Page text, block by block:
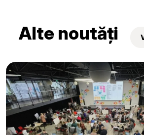
Alte noutăți